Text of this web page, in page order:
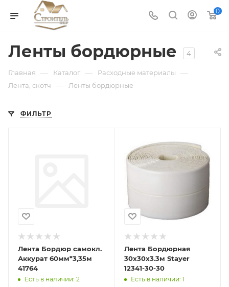
0
Ленты бордюрные 4
Главная — Каталог — Расходные материалы —
Лента, скотч — Ленты бордюрные
ФИЛЬТР
Лента Бордюр самокл.
Аккурат 60мм*3,35м
41764
Есть в наличии: 2
Лента Бордюрная
30х30х3.3м Stayer
12341-30-30
Есть в наличии: 1